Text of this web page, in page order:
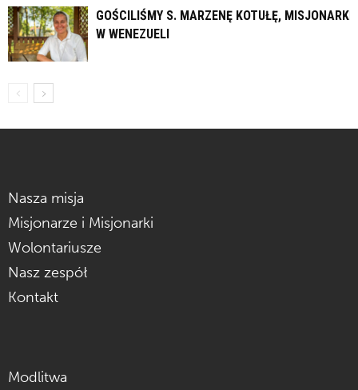
GOŚCILIŚMY S. MARZENĘ KOTUŁĘ, MISJONARKĘ
W WENEZUELI
Nasza misja
Misjonarze i Misjonarki
Wolontariusze
Nasz zespół
Kontakt
Modlitwa